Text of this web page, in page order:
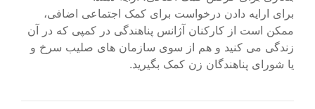
برای ارایه دادن درخواست برای کمک اجتماعی اضافی،
ممکن است از کارکنان آژانس پناهندگی در کمپی که در آن
زندگی می کنید و هم از سوی سازمان های صلیب سرخ و
یا شورای پناهندگان زن کمک بگیرید.